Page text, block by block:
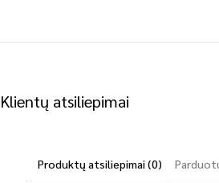
Klientų atsiliepimai
Produktų atsiliepimai (0)